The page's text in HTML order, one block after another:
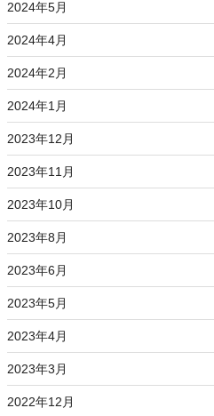
2024年5月
2024年4月
2024年2月
2024年1月
2023年12月
2023年11月
2023年10月
2023年8月
2023年6月
2023年5月
2023年4月
2023年3月
2022年12月